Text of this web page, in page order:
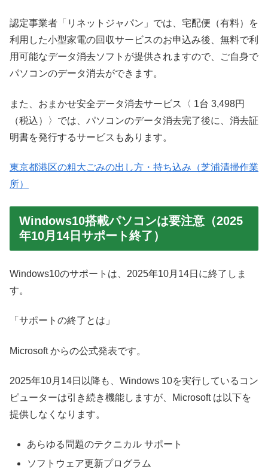
認定事業者「リネットジャパン」では、宅配便（有料）を
利用した小型家電の回収サービスのお申込み後、無料で利
用可能なデータ消去ソフトが提供されますので、ご自身で
パソコンのデータ消去ができます。
また、おまかせ安全データ消去サービス〈 1台 3,498円
（税込）〉では、パソコンのデータ消去完了後に、消去証
明書を発行するサービスもあります。
東京都港区の粗大ごみの出し方・持ち込み（芝浦清掃作業
所）
Windows10搭載パソコンは要注意（2025
年10月14日サポート終了）
Windows10のサポートは、2025年10月14日に終了しま
す。
「サポートの終了とは」
Microsoft からの公式発表です。
2025年10月14日以降も、Windows 10を実行しているコン
ピューターは引き続き機能しますが、Microsoft は以下を
提供しなくなります。
あらゆる問題のテクニカル サポート
ソフトウェア更新プログラム